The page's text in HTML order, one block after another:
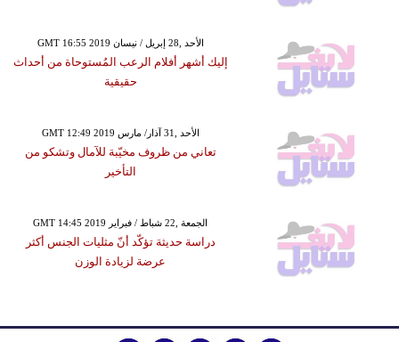
GMT 16:55 2019 الأحد ,28 إبريل / نيسان
إليك أشهر أفلام الرعب المُستوحاة من أحداث
حقيقية
GMT 12:49 2019 الأحد ,31 آذار/ مارس
تعاني من ظروف مخيّبة للآمال وتشكو من
التأخير
GMT 14:45 2019 الجمعة ,22 شباط / فبراير
دراسة حديثة تؤكّد أنّ مثليات الجنس أكثر
عرضة لزيادة الوزن